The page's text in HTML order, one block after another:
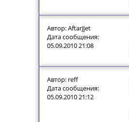
Автор: AftarJjet
Дата сообщения:
05.09.2010 21:08
Автор: reff
Дата сообщения:
05.09.2010 21:12